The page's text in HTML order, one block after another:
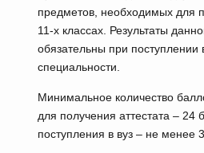
предметов, необходимых для
11-х классах. Результаты
обязательны при поступлении
специальности.
Минимальное количество
для получения аттестата – 24
поступления в вуз – не менее